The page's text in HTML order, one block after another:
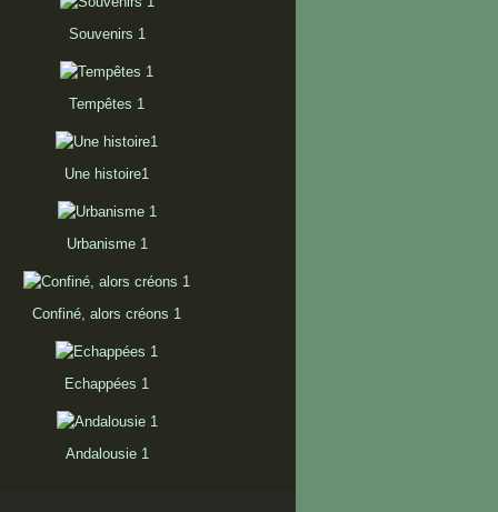
Souvenirs 1
Tempêtes 1
Une histoire1
Urbanisme 1
Confiné, alors créons 1
Echappées 1
Andalousie 1